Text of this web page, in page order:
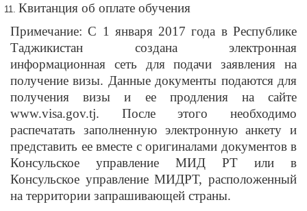
Квитанция об оплате обучения
Примечание: С 1 января 2017 года в Республике
Таджикистан создана электронная
информационная сеть для подачи заявления на
получение визы. Данные документы подаются для
получения визы и ее продления на сайте
www.visa.gov.tj. После этого необходимо
распечатать заполненную электронную анкету и
представить ее вместе с оригиналами документов в
Консульское управление МИД РТ или в
Консульское управление МИДРТ, расположенный
на территории запрашивающей страны.